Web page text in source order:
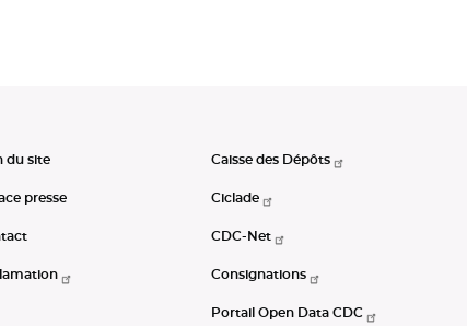
du site
presse
Caisse des Dépôts
Ciclade
CDC-Net
Consignations
Portail Open Data CDC